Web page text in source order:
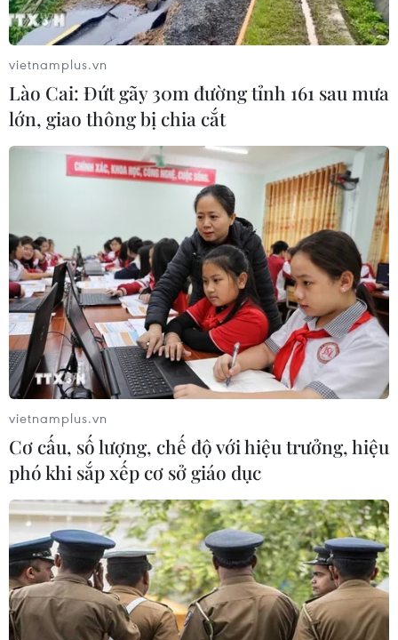
vietnamplus.vn
Lào Cai: Đứt gãy 30m đường tỉnh 161 sau mưa
lớn, giao thông bị chia cắt
vietnamplus.vn
Cơ cấu, số lượng, chế độ với hiệu trưởng, hiệu
phó khi sắp xếp cơ sở giáo dục